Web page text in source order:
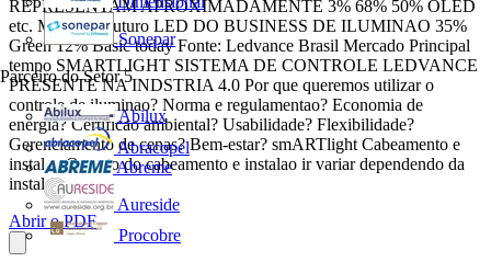
Sonepar
Parceiro do Setor 5
Abilux
Abracopel
Abreme
Aureside
Procobre
REPRESENTAM APROXIMADAMENTE 3% 68% 50% OLED
etc. Mercado Futuro LED DO BUSINESS DE ILUMINAO 35%
Green 12% Basic today Fonte: Ledvance Brasil Mercado Principal
tempo SMARTLIGHT SISTEMA DE CONTROLE LEDVANCE
PRESENTE NA INDSTRIA 4.0 Por que queremos utilizar o
controle de iluminao? Norma e regulamentao? Economia de
energia? Certificao ambiental? Usabilidade? Flexibilidade?
Gerenciamento de cenas? Bem-estar? smARTlight Cabeamento e
instalao O custo do cabeamento e instalao ir variar dependendo da
instalao...
Abrir o PDF